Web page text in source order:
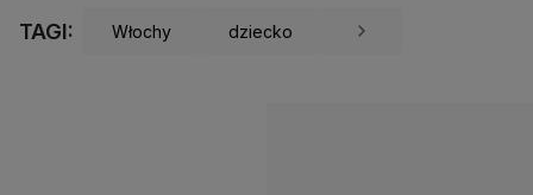
TAGI: Włochy dziecko